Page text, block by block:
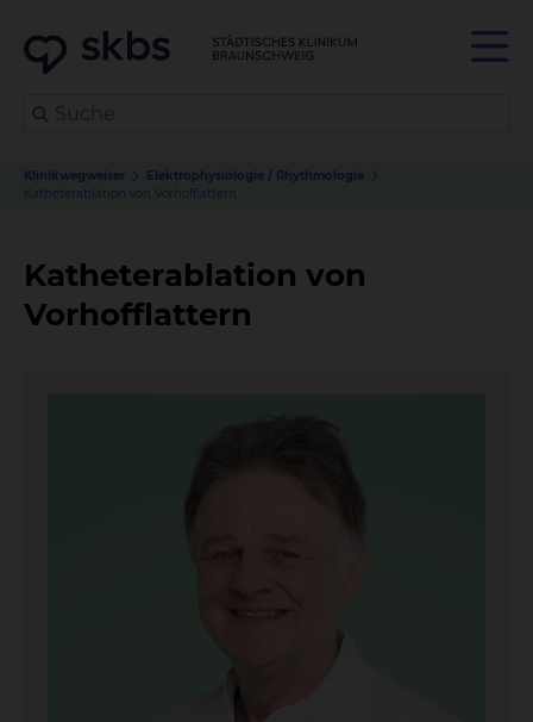
Klinikwegweiser
Elektrophysiologie / Rhythmologie
Katheterablation von Vorhofflattern
Katheterablation von
Vorhofflattern